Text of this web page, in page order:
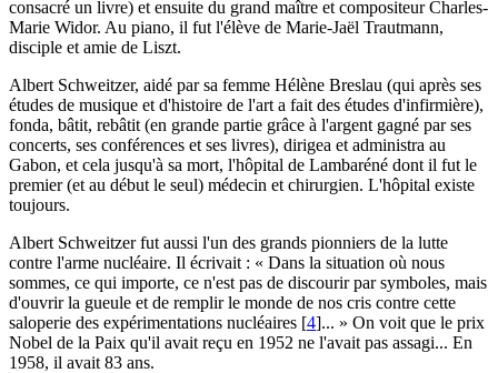
consacré un livre) et ensuite du grand maître et compositeur Charles-
Marie Widor. Au piano, il fut l'élève de Marie-Jaël Trautmann,
disciple et amie de Liszt.
Albert Schweitzer, aidé par sa femme Hélène Breslau (qui après ses
études de musique et d'histoire de l'art a fait des études d'infirmière),
fonda, bâtit, rebâtit (en grande partie grâce à l'argent gagné par ses
concerts, ses conférences et ses livres), dirigea et administra au
Gabon, et cela jusqu'à sa mort, l'hôpital de Lambaréné dont il fut le
premier (et au début le seul) médecin et chirurgien. L'hôpital existe
toujours.
Albert Schweitzer fut aussi l'un des grands pionniers de la lutte
contre l'arme nucléaire. Il écrivait : « Dans la situation où nous
sommes, ce qui importe, ce n'est pas de discourir par symboles, mais
d'ouvrir la gueule et de remplir le monde de nos cris contre cette
saloperie des expérimentations nucléaires [4]... » On voit que le prix
Nobel de la Paix qu'il avait reçu en 1952 ne l'avait pas assagi... En
1958, il avait 83 ans.